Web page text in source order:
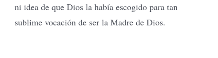
ni idea de que Dios la había escogido para tan
sublime vocación de ser la Madre de Dios.